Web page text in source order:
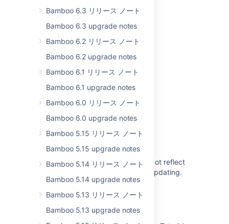
Bamboo 6.3 リリース ノート
Bamboo 6.3 upgrade notes
Bamboo 6.2 リリース ノート
Bamboo 6.2 upgrade notes
Bamboo 6.1 リリース ノート
Bamboo 6.1 upgrade notes
Bamboo 6.0 リリース ノート
Bamboo 6.0 upgrade notes
Bamboo 5.15 リリース ノート
Bamboo 5.15 upgrade notes
Bamboo 5.14 リリース ノート
Bamboo 5.14 upgrade notes
Bamboo 5.13 リリース ノート
Bamboo 5.13 upgrade notes
Bamboo Upgrade - Quick Guides
Bamboo 5.10 upgrade guidelines
Bamboo upgrade guide
Bamboo upgrade guide
Upgrading Bamboo Data Center
The Bamboo Upgrade Guide does not reflect
that the agent wrapper may need updating.
Changes for Bamboo 2.4
Changes for 5.10